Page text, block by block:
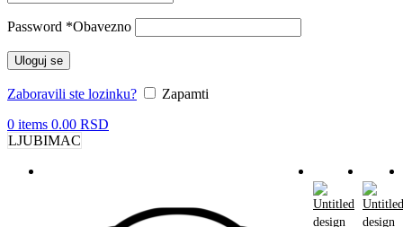
Password *Obavezno
Uloguj se
Zaboravili ste lozinku?
Zapamti
0 items 0.00 RSD
LJUBIMAC